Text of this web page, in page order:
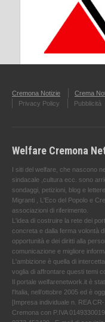
Cremona Notizie Crema
Privacy Policy
Pubblicità
Welfare Cremona
I siti del welfare, che nascono
sindacale ,cultura ecc. sono
sondaggi, petizioni, blog e
Migranti , L'Eco del Popolo e
associazioni di riferimento.
L'idea di costruire la rete dei
concreta e dalla ferma volontà
opportunità e dei diritti alla
comunicazione e migliore
L'ambizione è quella di
voglia di affrontare questi temi
Il portale welfarenetwork.it è
l'Italia, nell’ottobre 2005 ed è
[Impresa individuale n. REA
Cremona con P.IVA